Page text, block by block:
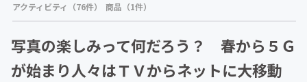
アクティビティ（76件） 商品（1件）
写真の楽しみって何だろう？ 春から５Ｇ
が始まり人々はＴＶからネットに大移動